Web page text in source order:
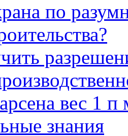
по
вес 1 п
знания